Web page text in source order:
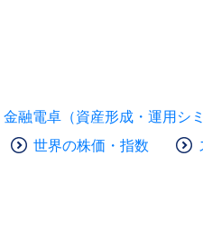
金融電卓（資産形成・運用シ
世界の株価・指数